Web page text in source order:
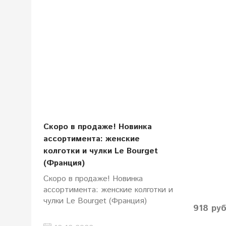
918 руб
Скоро в продаже! Новинка
ассортимента: женские
колготки и чулки Le Bourget
(Франция)
Скоро в продаже! Новинка
ассортимента: женские колготки и
чулки Le Bourget (Франция)